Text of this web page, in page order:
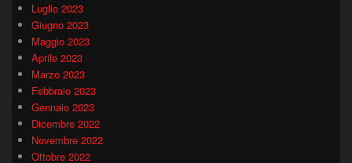
Luglio 2023
Giugno 2023
Maggio 2023
Aprile 2023
Marzo 2023
Febbraio 2023
Gennaio 2023
Dicembre 2022
Novembre 2022
Ottobre 2022